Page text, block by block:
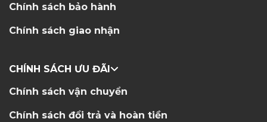
Chính sách bảo hành
Chính sách giao nhận
CHÍNH SÁCH ƯU ĐÃI
Chính sách vận chuyển
Chính sách đổi trả và hoàn tiền